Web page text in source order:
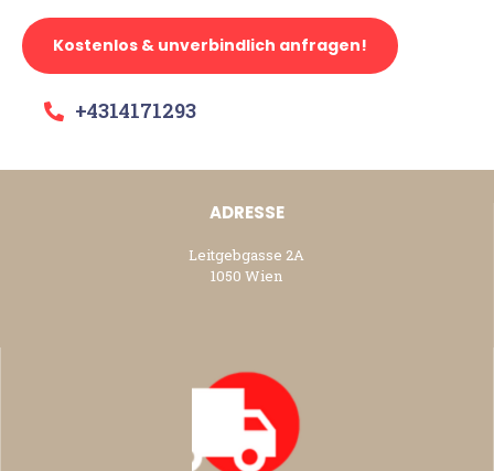
Kostenlos & unverbindlich anfragen!
+4314171293
ADRESSE
Leitgebgasse 2A
1050 Wien